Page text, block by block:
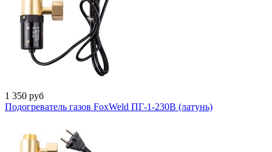
1 350 руб
Подогреватель газов FoxWeld ПГ-1-230В (латунь)